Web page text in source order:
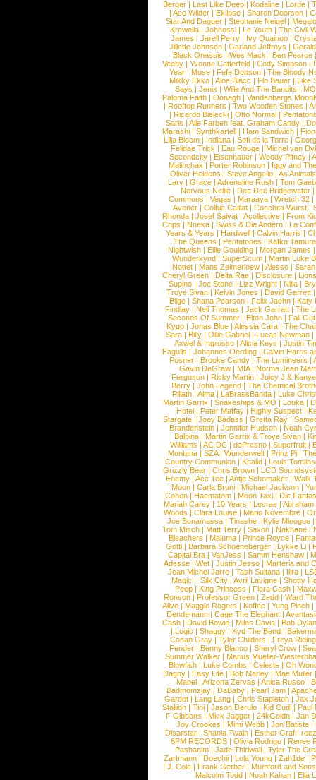
Berger |Last Like Deep |Kodaline |Lorde |
|Ace Wilder |Eklipse |Sharon Doorson |
Star And Dagger | Stephanie Neigel |
Krewella | Johnossi | Le Youth | The Civil
James | Jarell Perry | Ivy Quainoo |
Jillette Johnson | Garland Jeffreys |
Black Onassis | Wes Mack | Ben Pearce
Veeby | Yvonne Catterfeld | Cody Simpson |
Year |Muse |Fefe Dobson |The Bloody
Mikky Ekko | Aloe Blacc | Flo Bauer | Like
Says | Jenix | Wille And The Bandits | MO
Paloma Faith |Oonagh |Vandenbergs
|Rooftop Runners |Two Wooden Stones |
| Ricardo Bielecki | Otto Normal |
Saris | Alle Farben feat. Graham Candy |
Marashi | Synthkartell | Ham Sandwich |
Lilja Bloom | Indiana | Sofi de la Torre |
Felidae Trick | Eau Rouge | Michel van
Secondcity |Eisenhauer |Woody Pitney |
Malinchak |Porter Robinson | Iggy and
Oliver Heldens |Steve Angello |As Animals
Lary | Grace | Adrenaline Rush | Tom
Nervous Nellie | Dee Dee Bridgewater |
Commons |Vegas |Maraaya |Wretch 32 |
Avener | Colbie Caillat | Conchita Wurst |
Rhonda | Josef Salvat | Acollective | From
Cops | Nneka | Swiss & Die Andern | La
Years & Years |Hardwell |Calvin Harris |
The Queens | Pentatones | Kafka Tamura
Nightwish |Ellie Goulding |Morgan James
Wunderkynd | SuperScum | Martin Luke
Nottet |Mans Zelmerloew |Alesso |
Cheryl Green |Delta Rae |Disclosure |
Supino |Joe Stone |Lizz Wright |Niila |
Troye Sivan | Kelvin Jones | David Garrett
Blige | Shana Pearson | Felix Jaehn | Katy
Findlay |Neil Thomas |Jack Garratt |The
Seconds Of Summer |Elton John |Fall
Kygo |Jonas Blue |Alessia Cara |The
Sara |Billy |Ollie Gabriel |Lucas Newman |
Axwel & Ingrosso | Alicia Keys | Justin
Eagulls |Johannes Oerding |Calvin Harris
Posner |Brooke Candy |The Lumineers |
Gavin DeGraw | MIA| Norma Jean
Ferguson | Ricky Martin | Juicy J &
Berry | John Legend | The Chemical
Pillath |Alma |LaBrassBanda |Luke
Martin Garrix | Snakeships & MO | Louka |
Hotel | Peter Maffay | Highly Suspect |
Stargate |Joey Badass |Gretta Ray |
Brandenstein |Jennifer Hudson |Noah
Balbina | Martin Garrix & Troye Sivan |
Williams |AC DC |dePresno |Superfruit |
Montana |SZA|Wunderwelt |Prinz Pi |
Country Communion | Khalid | Louis
Grizzly Bear | Chris Brown | LCD
Enemy | Ace Tee | Antje Schomaker | Walk
Moon |Carla Bruni |Michael Jackson |
Cohen |Haematom |Moon Taxi |Die
Mariah Carey | 10 Years | Lecrae | Abraham
Woods |Clara Louise |Mario Novembre |
Joe Bonamassa | Tinashe | Kylie Minogue |
Tom Misch |Matt Terry |Saxon |Nakhane |
Bleachers | Maluma | Prince Royce |
Gotti |Barbara Schoeneberger |Lykke Li |
Capital Bra |VanJess |Samm Henshaw |
Adesse |Wet |Justin Jesso |Marteria and
Jean Michel Jarre |Tash Sultana | Ilira |
Magic! | Silk City | Avril Lavigne | Shotty
Peep |King Princess |Flora Cash |
Ronson |Professor Green |Zedd |Ward
Alive |Maggie Rogers |Koffee |Yung Pinch |
Dendemann |Cage The Elephant |
Cash | David Bowie | Miles Davis | Bob Dylan
|Logic |Shaggy |Kyd The Band |
Conan Gray |Tyler Childers |Freya
Fender |Benny Blanco |Sheryl Crow |
Summer Walker |Marius Mueller-
Blowfish | Luke Combs | Celeste | Oh
Dagny |Easy Life |Bob Marley |Mae Muller
Mabel |Arizona Zervas |Anica Russo |
Badmomzjay |DaBaby |Pearl Jam |
Gardot | Lang Lang | Chris Stapleton | Jax
Stallion |Tini |Jason Derulo |Kid Cudi |Paul
F Gibbons | Mick Jagger | 24kGoldn | Jan
Joy Crookes | Mimi Webb | Jon Batiste |
Disarstar | Shania Twain | Esther Graf |
6PM RECORDS | Olivia Rodrigo | Renee
Pashanim |Jade Thirlwall |Tyler The
Zartmann | Doechii | Lola Young | Zah1de |
| J. Cole | Frank Gerber | Mumford and Sons
Malcolm Todd | Noah Kahan | Ella